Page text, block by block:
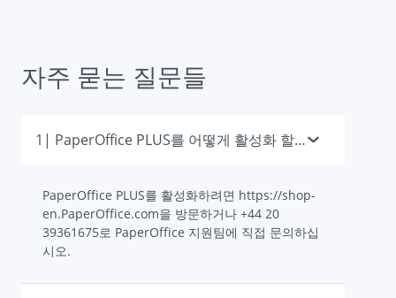
자주 묻는 질문들
1| PaperOffice PLUS를 어떻게 활성화 할 수 있을까요?
PaperOffice PLUS를 활성화하려면 https://shop-
en.PaperOffice.com을 방문하거나 +44 20
39361675로 PaperOffice 지원팀에 직접 문의하십
시오.